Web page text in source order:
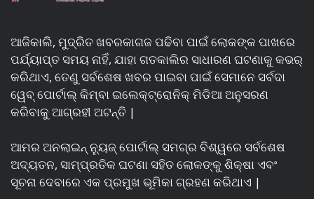
ଆଜିକାଲି, ମୁଦ୍ରିତ ଖବରକାଗଜ ପଢିବା ପାଇଁ ଲୋକଙ୍କ ପାଖରେ
ପର୍ଯ୍ୟାପ୍ତ ସମୟ ନାହିଁ, ଯାହା ଗତକାଲିର ସାଧାରଣ ଘଟଣାକୁ କଭର୍
କରିଥାଏ, ତେଣୁ ସର୍ବଶେଷ ଖବର ପାଇବା ପାଇଁ ସେମାନେ ସର୍ବଦା
ୱେବ୍ ପୋର୍ଟାଲ୍ କିମ୍ବା ଇଲେକ୍ଟ୍ରୋନିକ୍ ମିଡିଆ ଅନୁସରଣ
କରିବାକୁ ଆଗ୍ରହୀ ଅଟନ୍ତି |
ଆମର ଅନଲାଇନ୍ ନ୍ୟୁଜ୍ ପୋର୍ଟାଲ୍ ସମଗ୍ର ବିଶ୍ୱରେ ସର୍ବଶେଷ
ଅଦ୍ୟତନ, ସାମ୍ପ୍ରତିକ ଘଟଣା ସହିତ ଲୋକଙ୍କୁ ଶିକ୍ଷା ଏବଂ
ସୂଚନା ଦେବାରେ ଏକ ପ୍ରମୁଖ ଭୂମିକା ଗ୍ରହଣ କରିଥାଏ |